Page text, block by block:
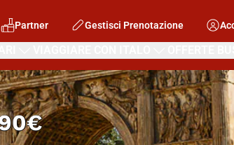
Partner Gestisci Prenotazione